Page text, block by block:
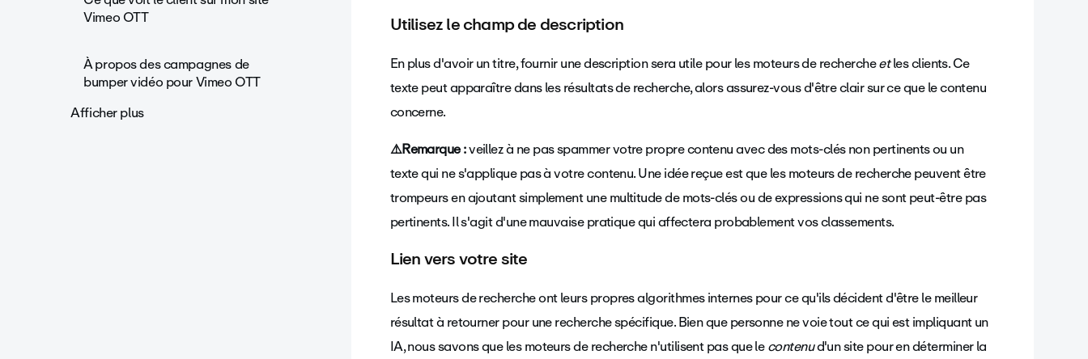
Vimeo OTT
À propos des campagnes de
bumper vidéo pour Vimeo OTT
Afficher plus
Utilisez le champ de description
En plus d'avoir un titre, fournir une description sera utile pour les moteurs de rechercheetles clients. Ce
texte peut apparaître dans les résultats de recherche, alors assurez-vous d'être clair sur ce que le contenu
concerne.
⚠️Remarque :veillez à ne pas spammer votre propre contenu avec des mots-clés non pertinents ou un
texte qui ne s'applique pas à votre contenu. Une idée reçue est que les moteurs de recherche peuvent être
trompeurs en ajoutant simplement une multitude de mots-clés ou de expressions qui ne sont peut-être pas
pertinents. Il s'agit d'une mauvaise pratique qui affectera probablement vos classements.
Lien vers votre site
Les moteurs de recherche ont leurs propres algorithmes internes pour ce qu'ils décident d'être le meilleur
résultat à retourner pour une recherche spécifique. Bien que personne ne voie tout ce qui est impliquant un
IA, nous savons que les moteurs de recherche n'utilisent pas que lecontenud'un site pour en déterminer la